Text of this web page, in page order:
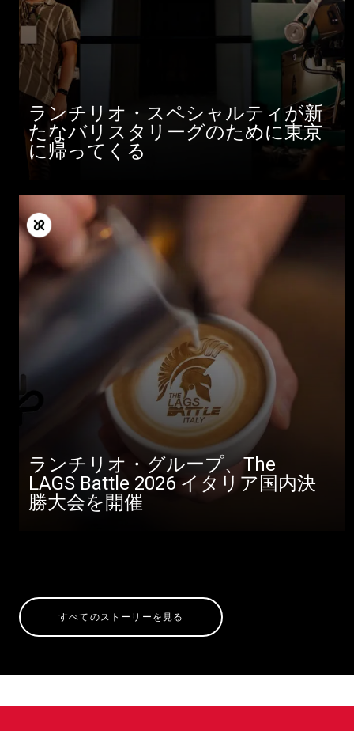
ランチリオ・スペシャルティが新
たなバリスタリーグのために東京
に帰ってくる
ランチリオ・グループ、The
LAGS Battle 2026 イタリア国内決
勝大会を開催
すべてのストーリーを見る